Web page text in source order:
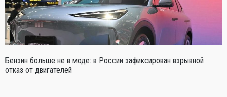
Бензин больше не в моде: в России зафиксирован взрывной
отказ от двигателей